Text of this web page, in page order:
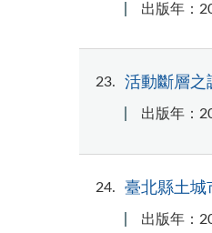
出版年：
23 活動斷層之
出版年：
24 臺北縣土城
出版年：